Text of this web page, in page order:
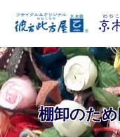
棚卸のた